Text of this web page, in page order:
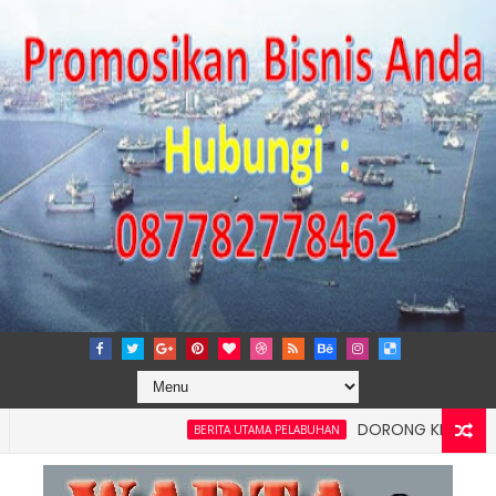
BERITA UTAMA PELABUHAN
DORONG KEMANDIRIAN
Kelancaran Logistik, IPC TPK Siap Operasikan Alat Pemindai